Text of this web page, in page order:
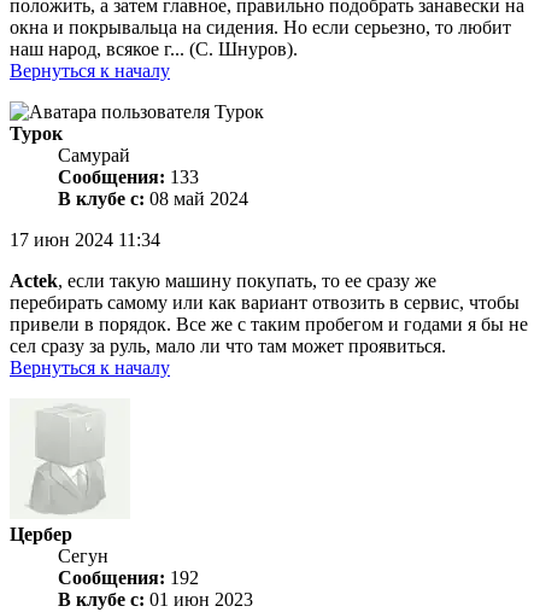
положить, а затем главное, правильно подобрать занавески на
окна и покрывальца на сидения. Но если серьезно, то любит
наш народ, всякое г... (С. Шнуров).
Вернуться к началу
Турок
Самурай
Сообщения: 133
В клубе с: 08 май 2024
17 июн 2024 11:34
Actek, если такую машину покупать, то ее сразу же
перебирать самому или как вариант отвозить в сервис, чтобы
привели в порядок. Все же с таким пробегом и годами я бы не
сел сразу за руль, мало ли что там может проявиться.
Вернуться к началу
Цербер
Сегун
Сообщения: 192
В клубе с: 01 июн 2023